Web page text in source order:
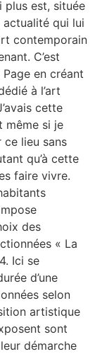
plus est, située
actualité qui lui
contemporain
C’est
en créant
à l’art
cette
même si je
ce lieu sans
qu’à cette
faire vivre.
des
« La
Ici se
d’une
selon
artistique
sont
démarche